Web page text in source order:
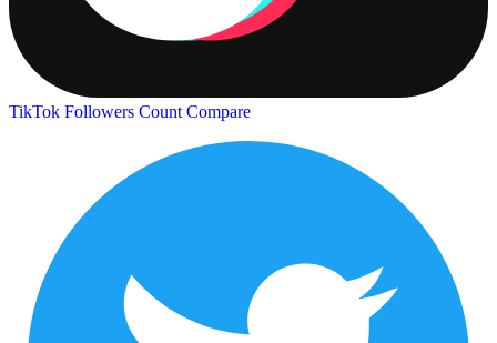
TikTok Followers Count Compare